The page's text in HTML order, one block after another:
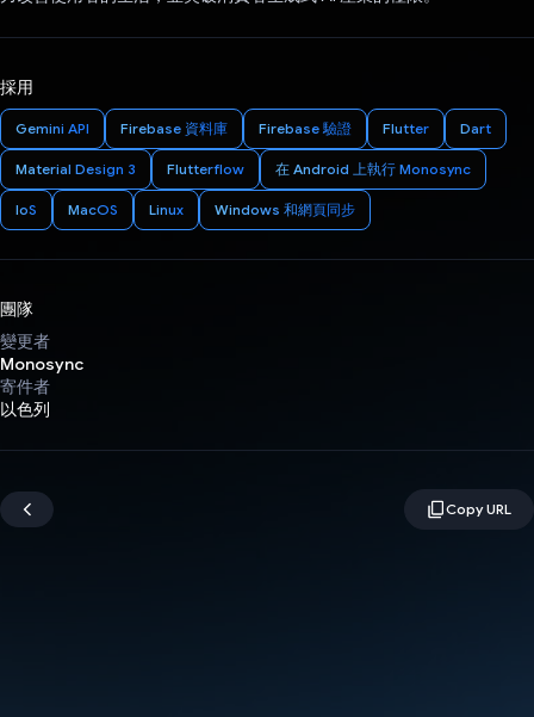
採用
Gemini API Firebase 資料庫 Firebase 驗證 Flutter Dart
Material Design 3 Flutterflow 在 Android 上執行 Monosync
IoS MacOS Linux Windows 和網頁同步
團隊
變更者
Monosync
寄件者
以色列